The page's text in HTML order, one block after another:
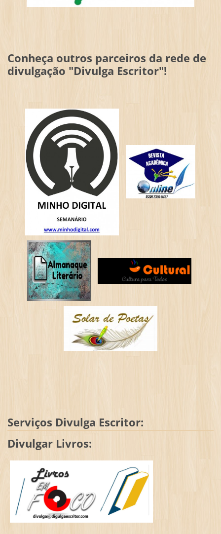
Conheça outros parceiros da rede de
divulgação "Divulga Escritor"!
Serviços Divulga Escritor:
Divulgar Livros: